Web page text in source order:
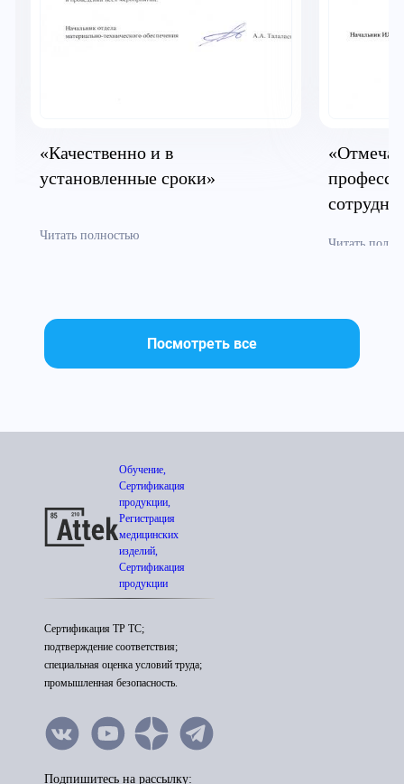
«Качественно и в
установленные сроки»
Читать полностью
Читать
Посмотреть все
Обучение,
Сертификация
продукции,
Регистрация
медицинских
изделий,
Сертификация
продукции
Сертификация ТР ТС;
подтверждение соответствия;
специальная оценка условий труда;
промышленная безопасность.
Подпишитесь на рассылку: